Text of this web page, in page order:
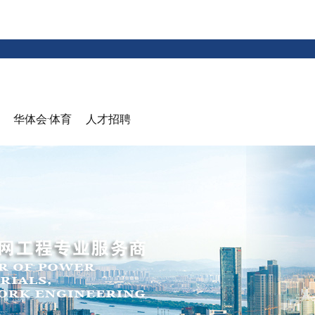
华体会·体育 人才招聘